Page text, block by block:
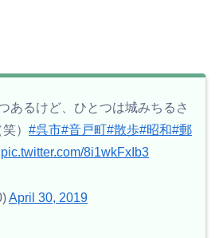
あるけど、ひとつは城みちるさ
） #呉市#音戸町#散歩#昭和#郵
pic.twitter.com/8i1wkFxIb3
April 30, 2019